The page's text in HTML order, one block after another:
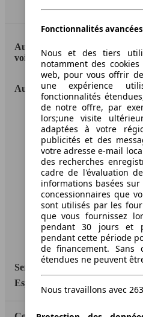
AutoScout24: la plus grande
voitures en Europe.
AutoScout24
A propos d'AutoScout24
Presse
Conditions d'utilisation
Informations légales
Protection des données
Media
Déclaration d'accessibilité
Service
Espace Pro
Fonctionnalités
Nous et des tiers
notamment des
web, pour vous offrir
une expérience
fonctionnalités
de notre offre, par
lors;une visite
adaptées à votre
publicités et des
votre adresse e-mail
des recherches
cadre de l'évaluation
informations basées
concessionnaires que
sont utilisés par les
que vous fournissez
pendant 30 jours et
pendant cette période
de financement. Sans
étendues ne peuvent
Nous travaillons avec